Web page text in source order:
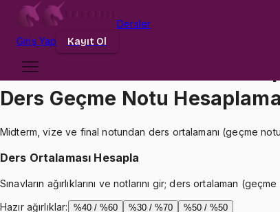
Dersler
GirişYap Kayıt Ol
Vize ve Final Ortalama
Ders Geçme Notu Hesaplama
Midterm, vize ve final notundan ders ortalamanı (geçme
Ders Ortalaması Hesapla
Sınavların ağırlıklarını ve notlarını gir; ders ortalaman
Hazır ağırlıklar:
%40 / %60 %30 / %70 %50 / %50